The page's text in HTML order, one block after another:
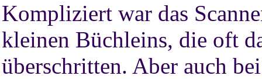
Kompliziert war das
kleinen Büchleins, die oft
überschritten. Aber auch